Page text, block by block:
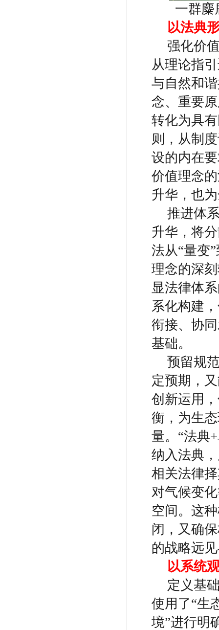
一群麋
以法典
强化价
从理论指
与自然和
念、重要
转化为具
则，从制
设的内在
价值理念
升华，也
推进体
升华，将
法从“量变”
理念的深
显法律体
系化构建
衔接、协
基础。
预留规
定预期，
创新运用
衡，为生
量。 “法典+
纳入法典
相关法律
对气候变
空间。这
闭，又确
的战略远
以系统
定义基
使用了“生
境”进行明